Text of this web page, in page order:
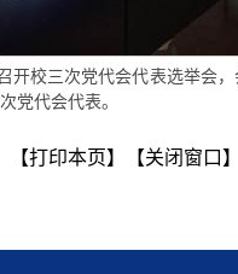
开校三次党代会代表选举会
党代会代表。
【打印本页】 【关闭窗口】